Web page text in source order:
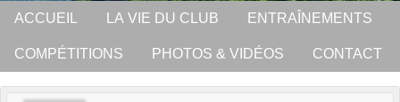
ACCUEIL LA VIE DU CLUB ENTRAÎNEMENTS
COMPÉTITIONS PHOTOS & VIDÉOS CONTACT